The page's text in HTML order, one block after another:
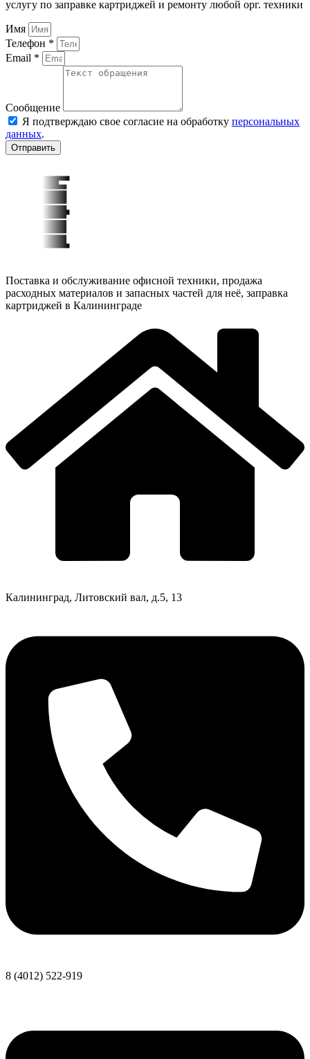
услугу по заправке картриджей и ремонту любой орг. техники
Имя
Телефон *
Email *
Сообщение
Я подтверждаю свое согласие на обработку персональных
данных.
Отправить
Поставка и обслуживание офисной техники, продажа
расходных материалов и запасных частей для неё, заправка
картриджей в Калининграде
Калининград, Литовский вал, д.5, 13
8 (4012) 522-919